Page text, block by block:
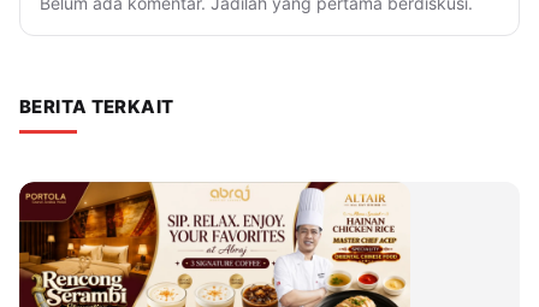
BERITA TERKAIT